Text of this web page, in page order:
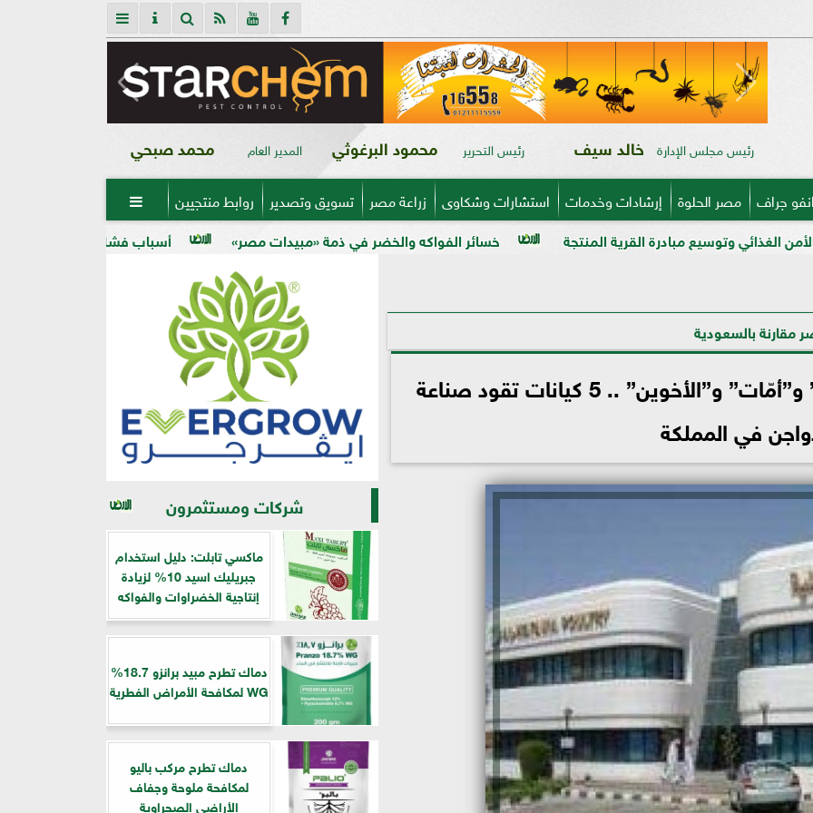
رئيس مجلس الإدارة خالد سيف رئيس التحرير محمود البرغوثي المدير العام محمد صبحي
جراف مصر الحلوة إرشادات وخدمات استشارات وشكاوى زراعة مصر تسويق وتصدير روابط منتجيين 
أسباب فشل تحجيم الخوخ في الأرض الكلسية خسائر الفواكه والخضر في ذمة «مبيدات مصر» القرية المنتجة
مقارنة بالسعودية
”الوطنية” و”المراعي” و”فقيه” و”أمّات” و”الأخوين” .. 5 كيانات تقود صناعة
في المملكة
شركات ومستثمرون
ماكسي تابلت: دليل استخدام
جبريليك اسيد 10% لزيادة
إنتاجية الخضراوات والفواكه
دماك تطرح مبيد برانزو 18.7%
WG لمكافحة الأمراض الفطرية
دماك تطرح مركب باليو
لمكافحة ملوحة وجفاف
الأراضي الصحراوية